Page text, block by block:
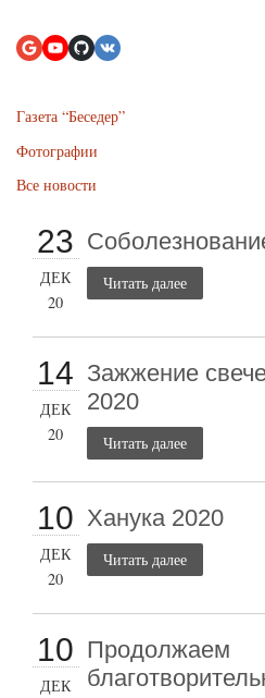
Газета “Беседер”
Фотографии
Все новости
23
ДЕК
20
Читать далее
14
ДЕК
20
Зажжение
2020
Читать далее
10
ДЕК
20
Ханука 2020
Читать далее
10
ДЕК
Продолжаем